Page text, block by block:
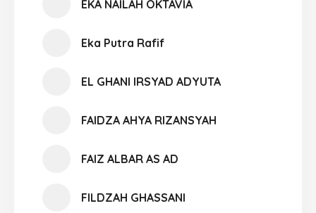
EKA NAILAH OKTAVIA
Eka Putra Rafif
EL GHANI IRSYAD ADYUTA
FAIDZA AHYA RIZANSYAH
FAIZ ALBAR AS AD
FILDZAH GHASSANI